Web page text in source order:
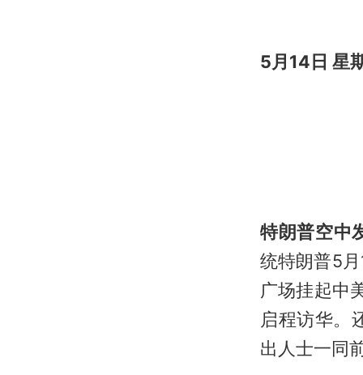
5月14日 星
特朗普空中
统特朗普5
广场挂起中
启程访华。
出人士一同